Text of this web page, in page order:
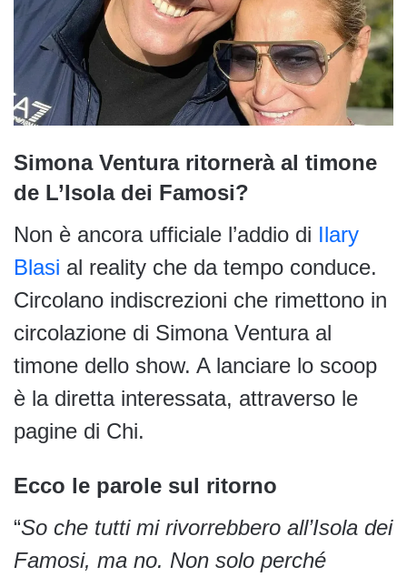
Simona Ventura ritornerà al timone
de L’Isola dei Famosi?
Non è ancora ufficiale l’addio di Ilary
Blasi al reality che da tempo conduce.
Circolano indiscrezioni che rimettono in
circolazione di Simona Ventura al
timone dello show. A lanciare lo scoop
è la diretta interessata, attraverso le
pagine di Chi.
Ecco le parole sul ritorno
“So che tutti mi rivorrebbero all’Isola dei
Famosi, ma no. Non solo perché